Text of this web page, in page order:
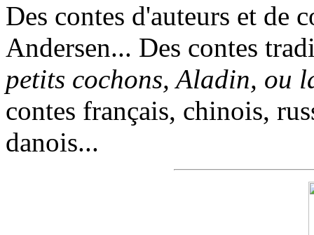
Des contes d'auteurs et de
Andersen... Des contes
petits cochons, Aladin, ou
contes français, chinois,
danois...